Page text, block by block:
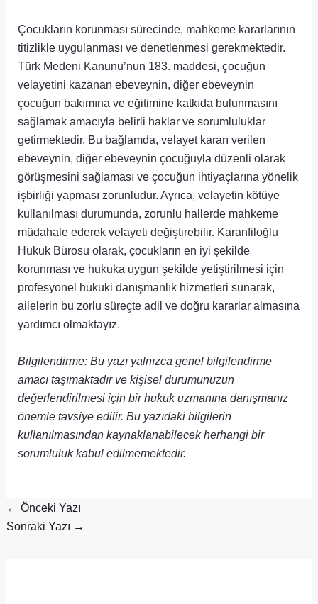
Çocukların korunması sürecinde, mahkeme kararlarının
titizlikle uygulanması ve denetlenmesi gerekmektedir.
Türk Medeni Kanunu’nun 183. maddesi, çocuğun
velayetini kazanan ebeveynin, diğer ebeveynin
çocuğun bakımına ve eğitimine katkıda bulunmasını
sağlamak amacıyla belirli haklar ve sorumluluklar
getirmektedir. Bu bağlamda, velayet kararı verilen
ebeveynin, diğer ebeveynin çocuğuyla düzenli olarak
görüşmesini sağlaması ve çocuğun ihtiyaçlarına yönelik
işbirliği yapması zorunludur. Ayrıca, velayetin kötüye
kullanılması durumunda, zorunlu hallerde mahkeme
müdahale ederek velayeti değiştirebilir. Karanfiloğlu
Hukuk Bürosu olarak, çocukların en iyi şekilde
korunması ve hukuka uygun şekilde yetiştirilmesi için
profesyonel hukuki danışmanlık hizmetleri sunarak,
ailelerin bu zorlu süreçte adil ve doğru kararlar almasına
yardımcı olmaktayız.
Bilgilendirme: Bu yazı yalnızca genel bilgilendirme
amacı taşımaktadır ve kişisel durumunuzun
değerlendirilmesi için bir hukuk uzmanına danışmanız
önemle tavsiye edilir. Bu yazıdaki bilgilerin
kullanılmasından kaynaklanabilecek herhangi bir
sorumluluk kabul edilmemektedir.
← Önceki Yazı
Sonraki Yazı →